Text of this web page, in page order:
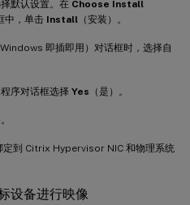
默认设置。在 Choose Install
中，单击 Install （安装）。
即插即用）对话框时，选择自
序对话框选择 Yes （是）。
到 Citrix Hypervisor NIC 和物理系统
设备进行映像